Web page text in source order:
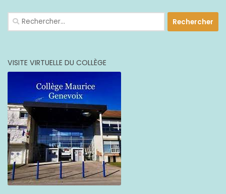
Rechercher :
VISITE VIRTUELLE DU COLLÈGE